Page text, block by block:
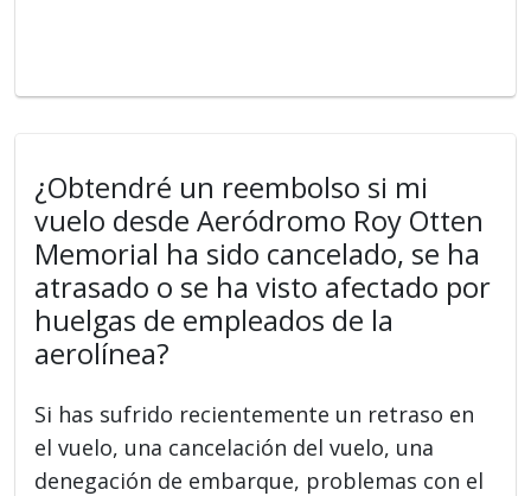
¿Obtendré un reembolso si mi
vuelo desde Aeródromo Roy Otten
Memorial ha sido cancelado, se ha
atrasado o se ha visto afectado por
huelgas de empleados de la
aerolínea?
Si has sufrido recientemente un retraso en
el vuelo, una cancelación del vuelo, una
denegación de embarque, problemas con el